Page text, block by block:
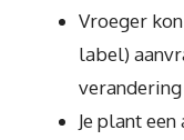
Vroeger
label)
Je plant